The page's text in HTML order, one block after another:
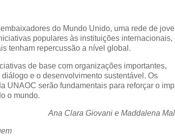
do Mundo Unido, uma rede de
populares às instituições internacionais,
tenham repercussão a nível global.
de base com organizações importantes,
e o desenvolvimento sustentável. Os
UNAOC serão fundamentais para reforçar o
o mundo.
Ana Clara Giovani e Maddalena